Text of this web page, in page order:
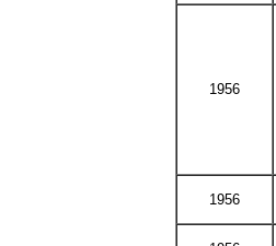
1956
1956